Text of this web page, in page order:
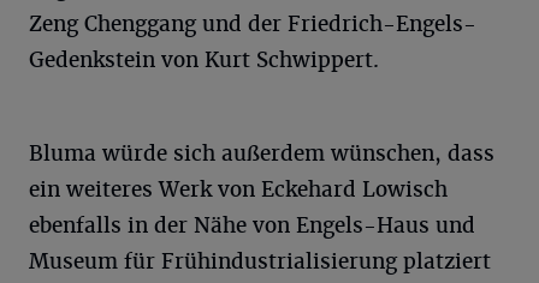
Zeng Chenggang und der Friedrich-Engels-
Gedenkstein von Kurt Schwippert.
Bluma würde sich außerdem wünschen, dass
ein weiteres Werk von Eckehard Lowisch
ebenfalls in der Nähe von Engels-Haus und
Museum für Frühindustrialisierung platziert